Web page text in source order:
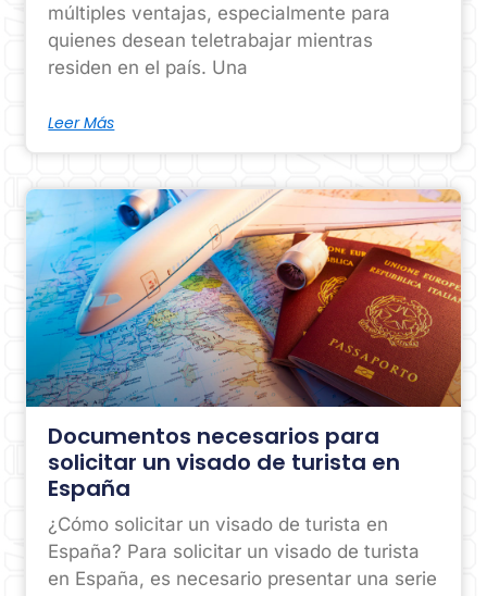
múltiples ventajas, especialmente para
quienes desean teletrabajar mientras
residen en el país. Una
Leer Más
Documentos necesarios para
solicitar un visado de turista en
España
¿Cómo solicitar un visado de turista en
España? Para solicitar un visado de turista
en España, es necesario presentar una serie